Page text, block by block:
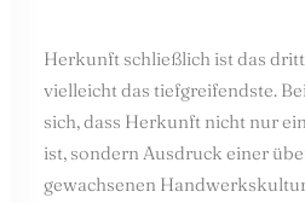
Herkunft schließlich ist das
vielleicht das tiefgreifendste.
sich, dass Herkunft nicht nur
ist, sondern Ausdruck einer
gewachsenen